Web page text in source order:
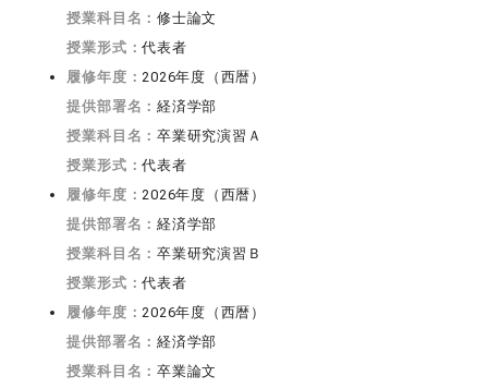
授業科目名：修士論文
授業形式：代表者
履修年度：2026年度（西暦）
提供部署名：経済学部
授業科目名：卒業研究演習Ａ
授業形式：代表者
履修年度：2026年度（西暦）
提供部署名：経済学部
授業科目名：卒業研究演習Ｂ
授業形式：代表者
履修年度：2026年度（西暦）
提供部署名：経済学部
授業科目名：卒業論文